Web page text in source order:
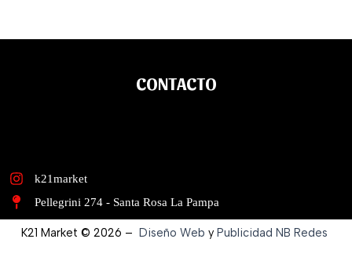
CONTACTO
k21market
Pellegrini 274 - Santa Rosa La Pampa
K21 Market © 2026 – Diseño Web y Publicidad NB Redes